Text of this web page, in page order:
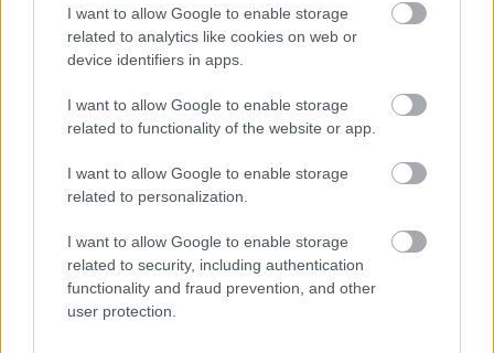
I want to allow Google to enable storage
related to analytics like cookies on web or
device identifiers in apps.
I want to allow Google to enable storage
related to functionality of the website or app.
I want to allow Google to enable storage
related to personalization.
I want to allow Google to enable storage
related to security, including authentication
functionality and fraud prevention, and other
user protection.
meg jó autó, de amikor maximum 110-zel merek
menni, valaki kiló hatvannal húz el mellettem... jó, én
nem vagyok egy vagány huszár, kezdve már a
nem tudhatom. :)
A kérdésedre pedig a fentieken kívül a válasz egy
rejtély. Hogy jó időjárási körülmények között miért
jó... én a kisteherautókat is előzöm, ha lehet. Ha
látom, hogy jó tempót nyom (130), akor lemaradok
mögötte egy picit, hogy nagyobb legyen a távolság
és utána gyorsulok fel én is vissza 130-ra.